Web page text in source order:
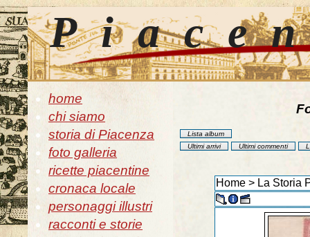
home
chi siamo
storia di Piacenza
foto galleria
ricette piacentine
cronaca locale
personaggi illustri
racconti e storie
Lista album
Ultimi arrivi
Ultimi commenti
Home > La Storia